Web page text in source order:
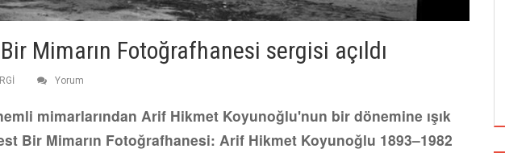
Mimarın Fotoğrafhanesi sergisi açıldı
Yorum
mimarlarından Arif Hikmet Koyunoğlu'nun bir dönemine ışık
Bir Mimarın Fotoğrafhanesi: Arif Hikmet Koyunoğlu 1893–1982